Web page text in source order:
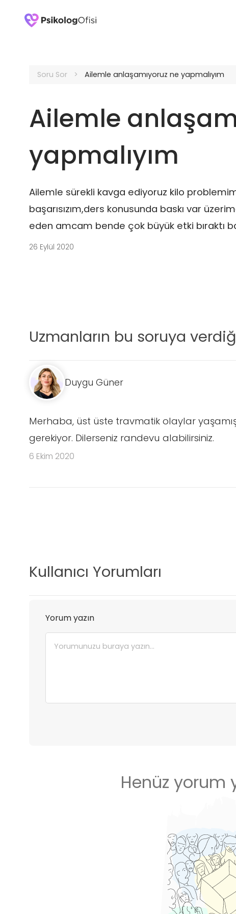
Soru Sor Ailemle anlaşamıyoruz ne yapmalıyım
Ailemle
yapmalıyım
Ailemle sürekli kavga ediyoruz kilo
başarısızım,ders konusunda baskı var
eden amcam bende çok büyük etki bıraktı
26 Eylül 2020
Uzmanların bu soruya
Duygu Güner
Merhaba, üst üste travmatik olaylar
gerekiyor. Dilerseniz randevu alabilirsiniz.
6 Ekim 2020
Kullanıcı Yorumları
Yorum yazın
Henüz yorum